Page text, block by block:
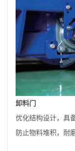
卸料门
优化结构设计，具
防止物料堆积，耐